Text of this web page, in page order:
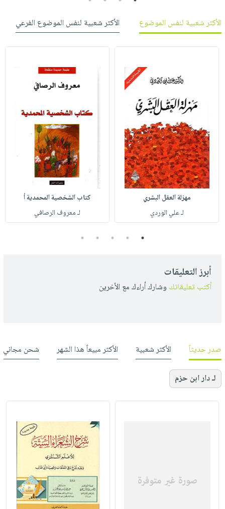
الأكثر شعبية لنفس الموضوع
الأكثر شعبية لنفس الموضوع الفرعي
مهزلة العقل البشري
لـ علي الوردي
كتاب الشخصية المحمدية أ
لـ معروف الرصافي
1
2
3
4
5
أبرز التعليقات
أكتب تعليقاتك وشارك أراءك مع الأخرين
صدر حديثاً الأكثر شعبية الأكثر مبيعاً هذا الشهر شحن مجاني
لـ دار ابن حزم